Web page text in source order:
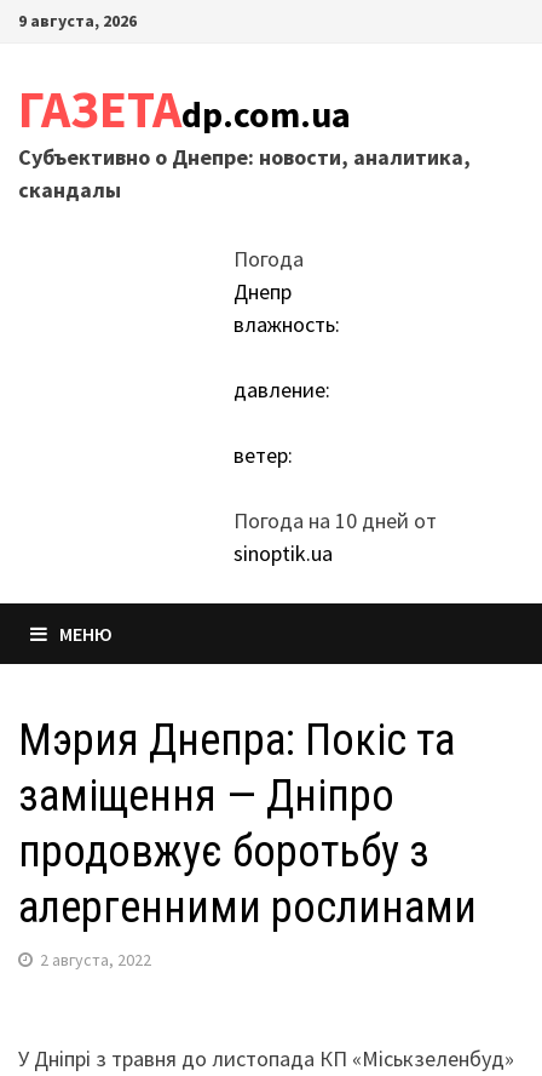
Перейти
9 августа, 2026
ГАЗЕТАdp.com.ua
Субъективно о Днепре: новости, аналитика,
скандалы
Погода
Днепр
влажность:
давление:
ветер:
Погода на 10 дней от
sinoptik.ua
МЕНЮ
Мэрия Днепра: Покіс та
заміщення — Дніпро
продовжує боротьбу з
алергенними рослинами
2 августа, 2022
У Дніпрі з травня до листопада КП «Міськзеленбуд»